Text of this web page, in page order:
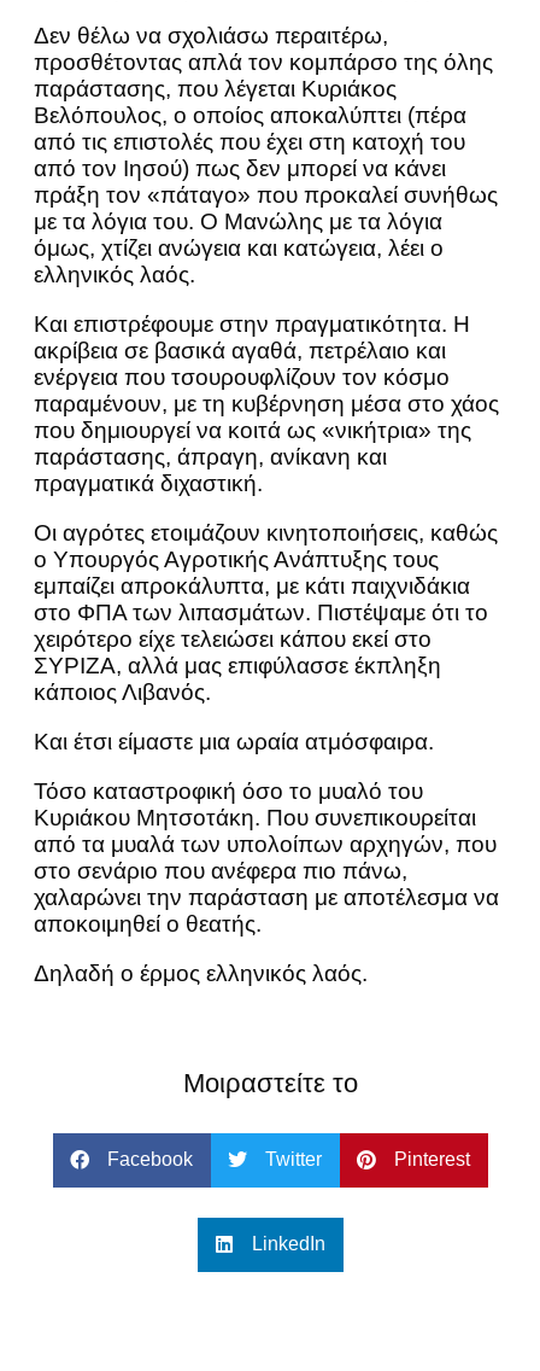
Δεν θέλω να σχολιάσω περαιτέρω,
προσθέτοντας απλά τον κομπάρσο της όλης
παράστασης, που λέγεται Κυριάκος
Βελόπουλος, ο οποίος αποκαλύπτει (πέρα
από τις επιστολές που έχει στη κατοχή του
από τον Ιησού) πως δεν μπορεί να κάνει
πράξη τον «πάταγο» που προκαλεί συνήθως
με τα λόγια του. Ο Μανώλης με τα λόγια
όμως, χτίζει ανώγεια και κατώγεια, λέει ο
ελληνικός λαός.
Και επιστρέφουμε στην πραγματικότητα. Η
ακρίβεια σε βασικά αγαθά, πετρέλαιο και
ενέργεια που τσουρουφλίζουν τον κόσμο
παραμένουν, με τη κυβέρνηση μέσα στο χάος
που δημιουργεί να κοιτά ως «νικήτρια» της
παράστασης, άπραγη, ανίκανη και
πραγματικά διχαστική.
Οι αγρότες ετοιμάζουν κινητοποιήσεις, καθώς
ο Υπουργός Αγροτικής Ανάπτυξης τους
εμπαίζει απροκάλυπτα, με κάτι παιχνιδάκια
στο ΦΠΑ των λιπασμάτων. Πιστέψαμε ότι το
χειρότερο είχε τελειώσει κάπου εκεί στο
ΣΥΡΙΖΑ, αλλά μας επιφύλασσε έκπληξη
κάποιος Λιβανός.
Και έτσι είμαστε μια ωραία ατμόσφαιρα.
Τόσο καταστροφική όσο το μυαλό του
Κυριάκου Μητσοτάκη. Που συνεπικουρείται
από τα μυαλά των υπολοίπων αρχηγών, που
στο σενάριο που ανέφερα πιο πάνω,
χαλαρώνει την παράσταση με αποτέλεσμα να
αποκοιμηθεί ο θεατής.
Δηλαδή ο έρμος ελληνικός λαός.
Μοιραστείτε το
Facebook Twitter Pinterest
LinkedIn